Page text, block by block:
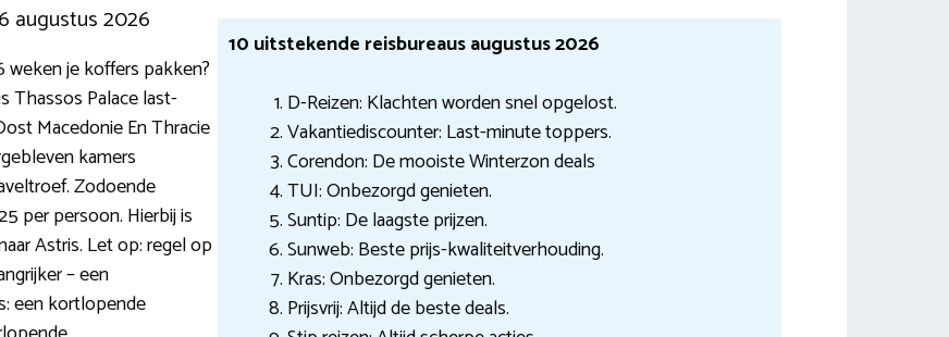
augustus 2026
weken je koffers pakken?
Thassos Palace last-
Macedonie En Thracie
kamers
Zodoende
per persoon. Hierbij is
Astris. Let op: regel op
– een
een kortlopende
10 uitstekende reisbureaus augustus 2026
D-Reizen: Klachten worden snel opgelost.
Vakantiediscounter: Last-minute toppers.
Corendon: De mooiste Winterzon deals
TUI: Onbezorgd genieten.
Suntip: De laagste prijzen.
Sunweb: Beste prijs-kwaliteitverhouding.
Kras: Onbezorgd genieten.
Prijsvrij: Altijd de beste deals.